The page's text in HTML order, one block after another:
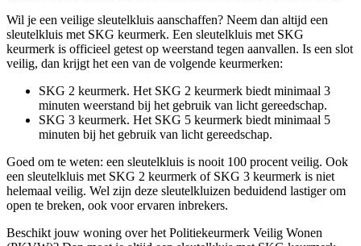
Wil je een veilige sleutelkluis aanschaffen? Neem dan altijd een
sleutelkluis met SKG keurmerk. Een sleutelkluis met SKG
keurmerk is officieel getest op weerstand tegen aanvallen. Is een slot
veilig, dan krijgt het een van de volgende keurmerken:
SKG 2 keurmerk. Het SKG 2 keurmerk biedt minimaal 3
minuten weerstand bij het gebruik van licht gereedschap.
SKG 3 keurmerk. Het SKG 5 keurmerk biedt minimaal 5
minuten bij het gebruik van licht gereedschap.
Goed om te weten: een sleutelkluis is nooit 100 procent veilig. Ook
een sleutelkluis met SKG 2 keurmerk of SKG 3 keurmerk is niet
helemaal veilig. Wel zijn deze sleutelkluizen beduidend lastiger om
open te breken, ook voor ervaren inbrekers.
Beschikt jouw woning over het Politiekeurmerk Veilig Wonen